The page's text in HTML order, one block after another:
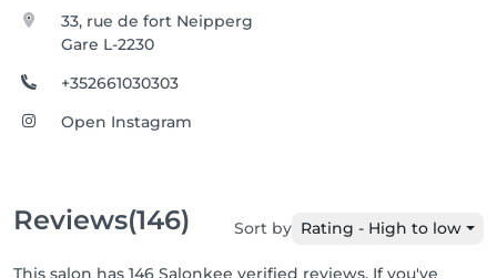
33, rue de fort Neipperg
Gare L-2230
+352661030303
Open Instagram
Reviews(146) Sort by Rating - High to low
This salon has 146 Salonkee verified reviews. If you've